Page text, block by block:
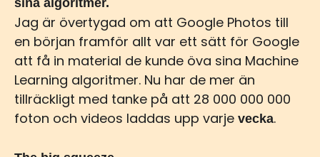
Jag är övertygad om att Google Photos till
en början framför allt var ett sätt för Google
att få in material de kunde öva sina Machine
Learning algoritmer. Nu har de mer än
tillräckligt med tanke på att 28 000 000 000
foton och videos laddas upp varje vecka.